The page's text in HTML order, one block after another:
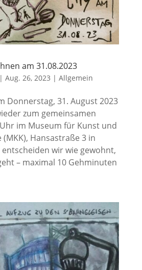
am 31.08.2023
| Aug. 26, 2023 | Allgemein
Donnerstag, 31. August 2023
zum gemeinsamen
im Museum für Kunst und
Hansastraße 3 in
wir wie gewohnt,
– maximal 10 Gehminuten